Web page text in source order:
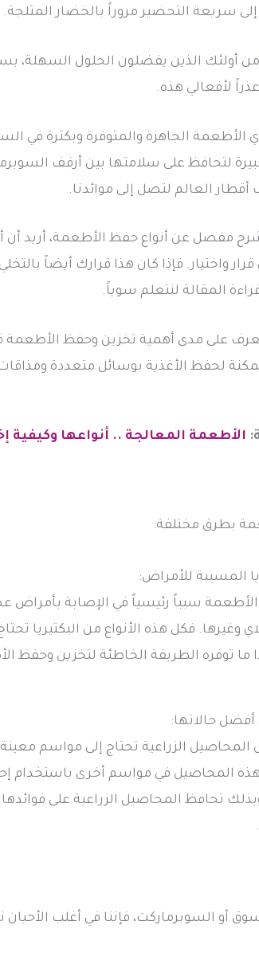
سريعة التحضير مروراً بالخضار المثلجة.
من أولئك الذين يفضلون الحلول السهلة،
لأفعالي هذه.
الأطعمة الجاهزة والمتوفرة وبكثرة في
لتحافظ على سلامتها بين أرفف
العالم لتصل إلى موائدنا.
بشرح مفصل عن أنواع حفظ الأطعمة، أريد
قرار واختيار. فإذا كان هذا قرارك أيضاً
المقالة لنتعلم سوياً.
نتعرف على مدى أهمية تخزين وحفظ الأطعمة
لحفظ الأغذية بوسائل متعددة
الأطعمة المعالجة .. أنواعها وكيفية
بطرق مختلفة:
المسببة للأمراض:
سبباً رئيسياً في الإصابة بأمراض
وغيرها. فكل هذه الأنواع من البكتيريا
ما توفره الطريقة الخاطئة لتخزين وحفظ
حالاتها:
الزراعية تحتاج إلى مواسم معينة
المحاصيل في مواسم أخرى باستخدام
تحافظ المحاصيل الزراعية على فوائدها
أو السوبرماركت، فإننا في أغلب